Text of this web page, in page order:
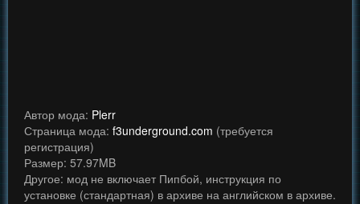
Автор мода: Plerr
Страница мода: f3underground.com (требуется
регистрация)
Размер: 57.97MB
Другое: мод не включает Пипбой, инструкция по
установке (стандартная) в архиве на английском в архиве.